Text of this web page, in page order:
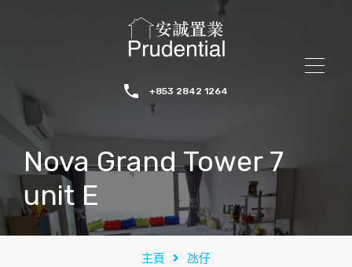
+853 2842 1264
Nova Grand Tower 7
unit E
主頁 氹仔